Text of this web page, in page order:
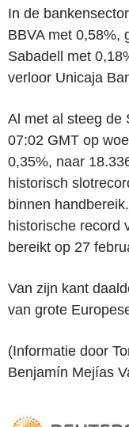
In de
BBVA met 0,58%,
Sabadell met
verloor Unicaja
Al met al steeg de
07:02 GMT op
0,35%, naar
historisch
binnen
historische record
bereikt op 27
Van zijn kant
van grote
(Informatie door
Benjamín Mejías